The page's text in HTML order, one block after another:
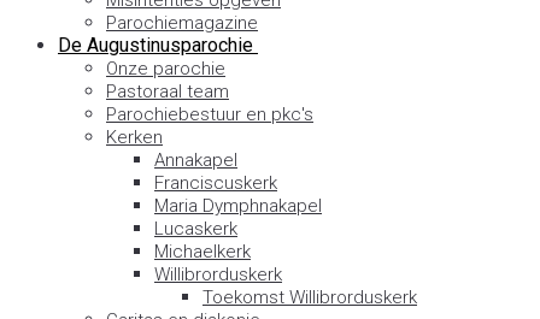
Parochiemagazine
De Augustinusparochie
Onze parochie
Pastoraal team
Parochiebestuur en pkc's
Kerken
Annakapel
Franciscuskerk
Maria Dymphnakapel
Lucaskerk
Michaelkerk
Willibrorduskerk
Toekomst Willibrorduskerk